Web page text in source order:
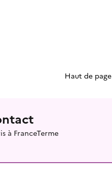
Haut de page
à FranceTerme